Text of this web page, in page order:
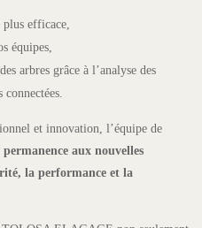
efficace,
équipes,
arbres grâce à l’analyse des
et innovation, l’équipe de
permanence aux nouvelles
la performance et la